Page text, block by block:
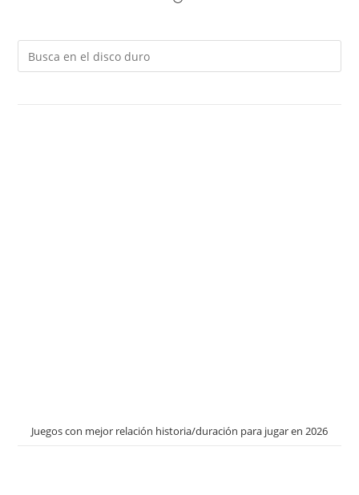
Juegos con mejor relación historia/duración para jugar en 2026